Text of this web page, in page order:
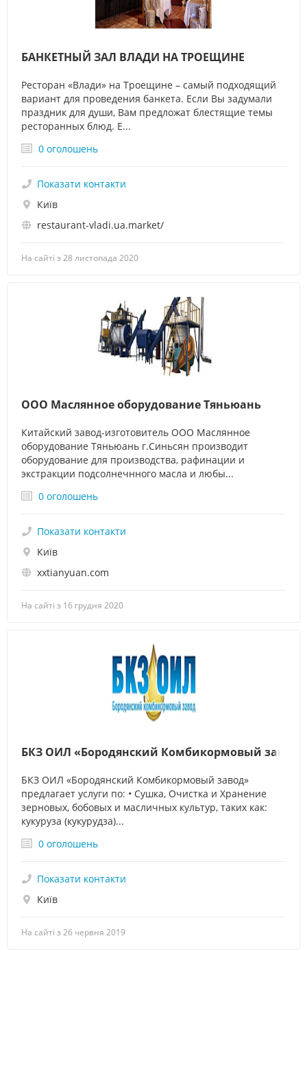
БАНКЕТНЫЙ ЗАЛ ВЛАДИ НА ТРОЕЩИНЕ
Ресторан «Влади» на Троещине – самый подходящий
вариант для проведения банкета. Если Вы задумали
праздник для души, Вам предложат блестящие темы
ресторанных блюд. Е...
0 оголошень
На сайті з 28 листопада 2020
Показати контакти
Київ
restaurant-vladi.ua.market/
ООО Маслянное оборудование Тяньюань
Китайский завод-изготовитель ООО Маслянное
оборудование Тяньюань г.Синьсян производит
оборудование для производства, рафинации и
экстракции подсолнечнного масла и любы...
0 оголошень
На сайті з 16 грудня 2020
Показати контакти
Київ
xxtianyuan.com
БКЗ ОИЛ «Бородянский Комбикормовый завод»
БКЗ ОИЛ «Бородянский Комбикормовый завод»
предлагает услуги по: • Сушка, Очистка и Хранение
зерновых, бобовых и масличных культур, таких как:
кукуруза (кукурудза)...
0 оголошень
На сайті з 26 червня 2019
Показати контакти
Київ